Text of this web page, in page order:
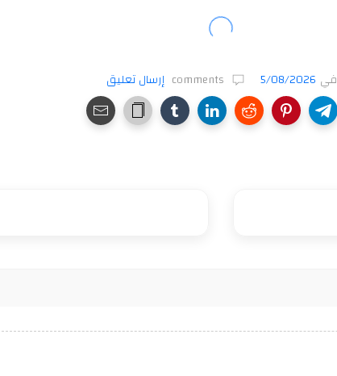
في 5/08/2026
comments إرسال تعليق